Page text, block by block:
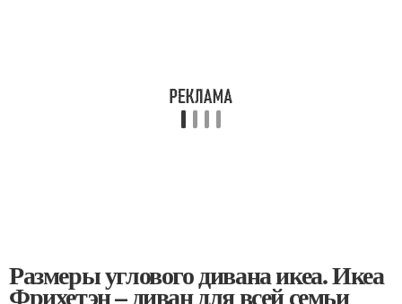
Размеры углового дивана икеа. Икеа
Фрихетэн – диван для всей семьи